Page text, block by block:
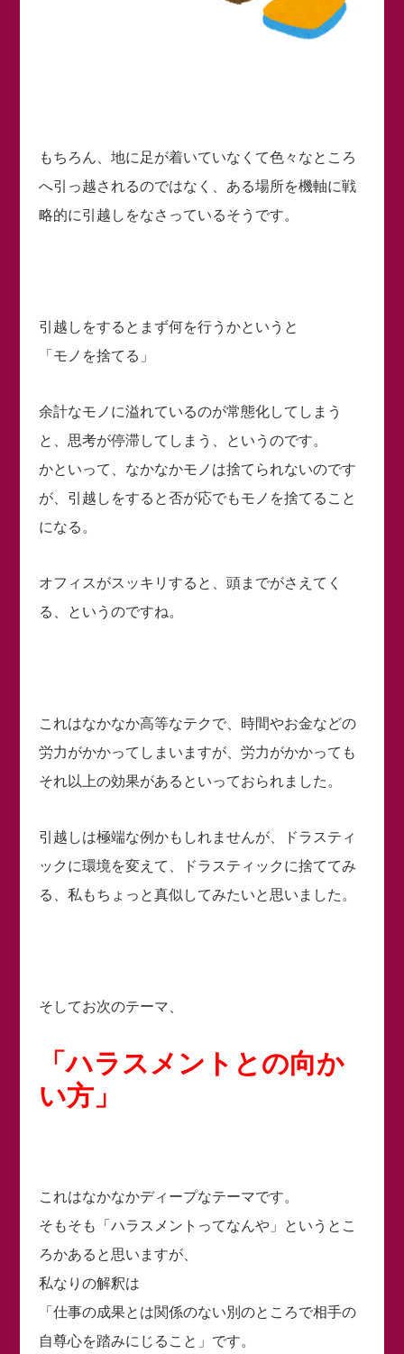
もちろん、地に足が着いていなくて色々なところ
へ引っ越されるのではなく、ある場所を機軸に戦
略的に引越しをなさっているそうです。
引越しをするとまず何を行うかというと
「モノを捨てる」
余計なモノに溢れているのが常態化してしまう
と、思考が停滞してしまう、というのです。
かといって、なかなかモノは捨てられないのです
が、引越しをすると否が応でもモノを捨てること
になる。
オフィスがスッキリすると、頭までがさえてく
る、というのですね。
これはなかなか高等なテクで、時間やお金などの
労力がかかってしまいますが、労力がかかっても
それ以上の効果があるといっておられました。
引越しは極端な例かもしれませんが、ドラスティ
ックに環境を変えて、ドラスティックに捨ててみ
る、私もちょっと真似してみたいと思いました。
そしてお次のテーマ、
「ハラスメントとの向か
い方」
これはなかなかディープなテーマです。
そもそも「ハラスメントってなんや」というとこ
ろかあると思いますが、
私なりの解釈は
「仕事の成果とは関係のない別のところで相手の
自尊心を踏みにじること」です。